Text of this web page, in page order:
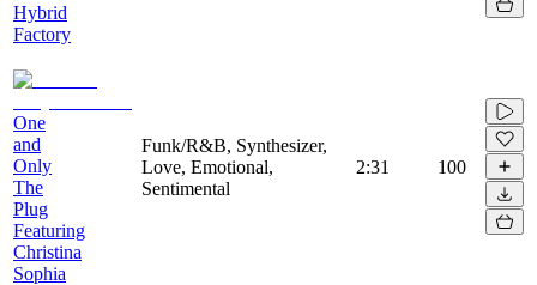
Hybrid
Factory
One
and
Only
The
Plug
Featuring
Christina
Sophia
Funk/R&B, Synthesizer,
Love, Emotional,
Sentimental
2:31 100